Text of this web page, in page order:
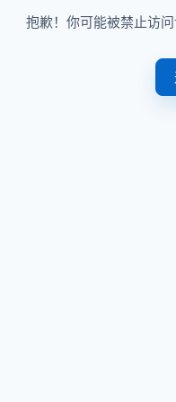
抱歉！你可能被禁止访